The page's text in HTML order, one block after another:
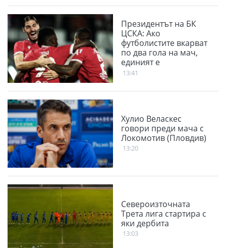
Президентът на БК
ЦСКА: Ако
футболистите вкарват
по два гола на мач,
единият е
благодарение на
13:41
Хулио Веласкес
говори преди мача с
Локомотив (Пловдив)
13:20
Североизточната
Трета лига стартира с
яки дербита
13:03